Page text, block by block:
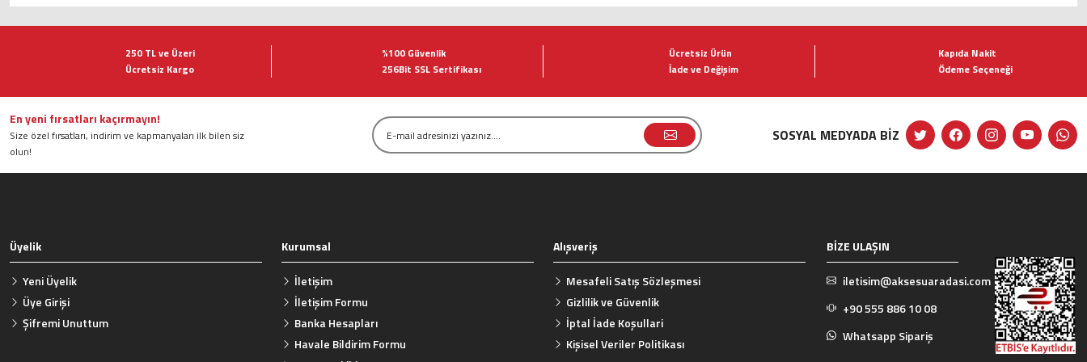
Görüş ve önerileriniz için teşekkür ederiz.
Ürün resmi kalitesiz, bozuk veya görüntülenemiyor.
Ürün bilgilerinde hatalar bulunuyor.
Ürün fiyatı diğer sitelerden daha pahalı.
250 TL ve Üzeri
Ücretsiz Kargo
%100 Güvenlik
256Bit SSL Sertifikası
Ücretsiz Ürün
İade ve Değişim
Kapıda Nakit
Ödeme Seçeneği
En yeni fırsatları kaçırmayın!
Size özel fırsatları, indirim ve kapmanyaları ilk bilen siz
olun!
SOSYAL MEDYADA BİZ
Üyelik
Yeni Üyelik
Üye Girişi
Şifremi Unuttum
Kurumsal
İletişim
İletişim Formu
Banka Hesapları
Havale Bildirim Formu
Alışveriş
Mesafeli Satış Sözleşmesi
Gizlilik ve Güvenlik
İptal İade Koşullari
Kişisel Veriler Politikası
BİZE ULAŞIN
iletisim@aksesuaradasi.com
+90 555 886 10 08
Whatsapp Sipariş